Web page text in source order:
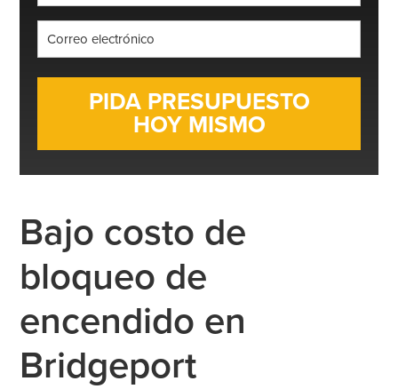
*
Bajo costo de
bloqueo de
encendido en
Bridgeport